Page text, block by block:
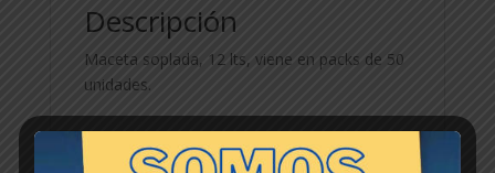
Descripción
Maceta soplada, 12 lts, viene en packs de 50
unidades.